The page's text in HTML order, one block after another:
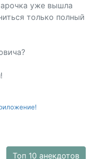
уже вышла
только полный
Топ 10 анекдотов